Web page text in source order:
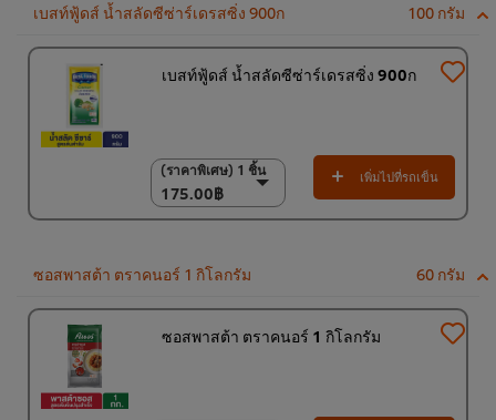
เบสท์ฟู้ดส์ น้ำสลัดซีซ่าร์เดรสซิ่ง 900ก 100 กรัม
เบสท์ฟู้ดส์ น้ำสลัดซีซ่าร์เดรสซิ่ง 900ก
(ราคาพิเศษ) 1 ชิ้น
175.00฿
(ราคาพิเศษ) 1 ชิ้น
175.00฿
9 x 1 กก.
เพิ่มไปที่รถเข็น
ซอสพาสต้า ตราคนอร์ 1 กิโลกรัม 60 กรัม
ซอสพาสต้า ตราคนอร์ 1 กิโลกรัม